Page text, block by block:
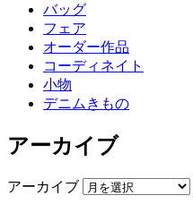
バッグ
フェア
オーダー作品
コーディネイト
小物
デニムきもの
アーカイブ
アーカイブ